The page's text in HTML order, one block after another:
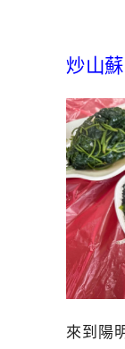
炒山蘇
來到陽